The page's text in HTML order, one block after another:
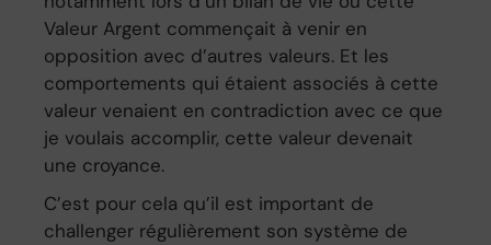
Valeur Argent commençait à venir en
opposition avec d’autres valeurs. Et les
comportements qui étaient associés à cette
valeur venaient en contradiction avec ce que
je voulais accomplir, cette valeur devenait
une croyance.
C’est pour cela qu’il est important de
challenger régulièrement son système de